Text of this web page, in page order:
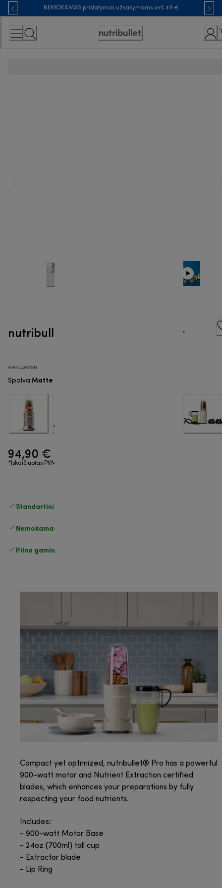
Skip
to
Content
NEMOKAMAS pristatymas užsakymams virš 49 €
Accessibility
nutribullet® Pro 900W - Blender
NB904MASN
Spalva:Matte Sand
94,90 €
*Įskaičiuotas PVM
Standartinis nemokamas
Nemokamas grąžinimas
Pilna gamintojo garantija
Compact yet optimized, nutribullet® Pro has a powerful
900-watt motor and Nutrient Extraction certified
blades, which enhances your preparations by fully
respecting your food nutrients.
Includes:
- 900-watt Motor Base
- 24oz (700ml) tall cup
- Extractor blade
- Lip Ring